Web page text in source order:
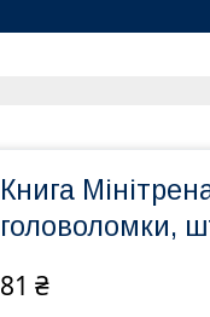
Книга
головоломки,
81 ₴